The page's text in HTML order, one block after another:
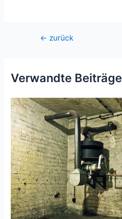
Beitragsnavigation
← zurück
Verwandte Beiträge